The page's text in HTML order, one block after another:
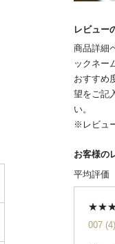
レビュー
商品詳細
ックネー
おすすめ
望をご記
い。
※レビュ
007 4